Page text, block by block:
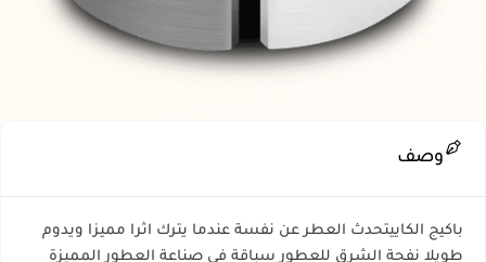
وصف
باكيج الكاييتحدث العطر عن نفسة عندما يترك اثرا مميزا ويدوم
طويلا نفحة الشرق للعطور سباقة في صناعة العطور المميزة